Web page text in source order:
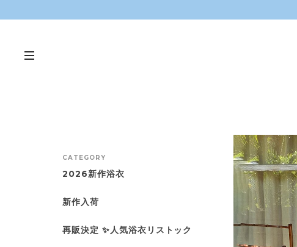
CATEGORY
2026新作浴衣
新作入荷
再販決定 ✨人気浴衣リストック